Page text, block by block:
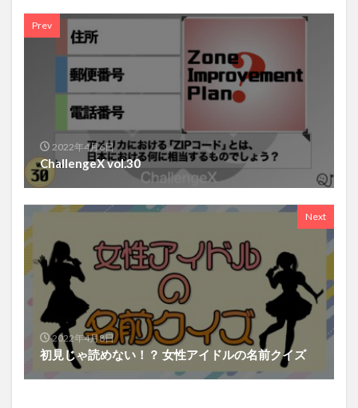
Prev
2022年4月6日
ChallengeX vol.30
Next
2022年4月8日
初見じゃ読めない！？ 女性アイドルの名前クイズ